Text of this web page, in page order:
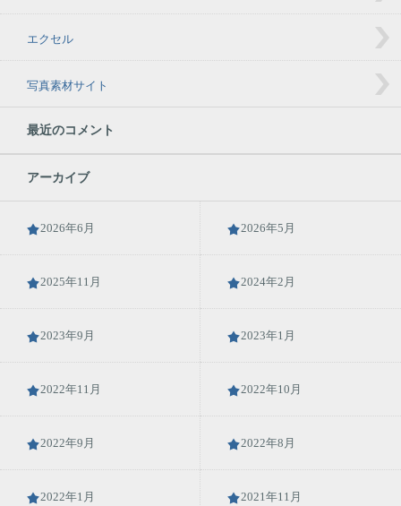
エクセル
写真素材サイト
最近のコメント
アーカイブ
2026年6月 2026年5月
2025年11月 2024年2月
2023年9月 2023年1月
2022年11月 2022年10月
2022年9月 2022年8月
2022年1月 2021年11月